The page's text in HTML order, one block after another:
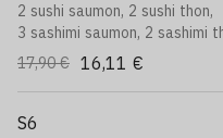
2 sushi saumon, 2 sushi thon,
3 sashimi saumon, 2 sashimi
17,90 € 16,11 €
S6